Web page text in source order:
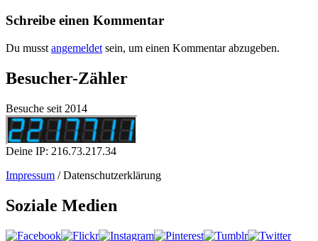
Schreibe einen Kommentar
Du musst angemeldet sein, um einen Kommentar abzugeben.
Besucher-Zähler
Besuche seit 2014
Deine IP: 216.73.217.34
Impressum / Datenschutzerklärung
Soziale Medien